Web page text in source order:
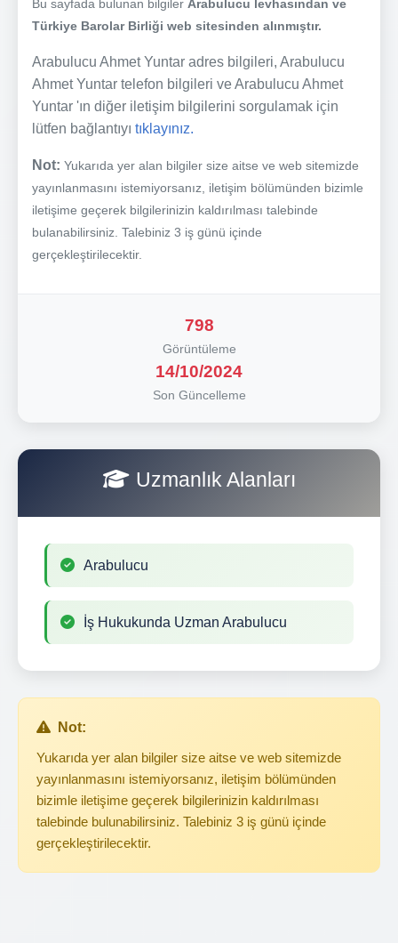
Bu sayfada bulunan bilgiler Arabulucu levhasından ve
Türkiye Barolar Birliği web sitesinden alınmıştır.
Arabulucu Ahmet Yuntar adres bilgileri, Arabulucu
Ahmet Yuntar telefon bilgileri ve Arabulucu Ahmet
Yuntar 'ın diğer iletişim bilgilerini sorgulamak için
lütfen bağlantıyı tıklayınız.
Not: Yukarıda yer alan bilgiler size aitse ve web sitemizde
yayınlanmasını istemiyorsanız, iletişim bölümünden bizimle
iletişime geçerek bilgilerinizin kaldırılması talebinde
bulanabilirsiniz. Talebiniz 3 iş günü içinde
gerçekleştirilecektir.
798
Görüntüleme
14/10/2024
Son Güncelleme
Uzmanlık Alanları
Arabulucu
İş Hukukunda Uzman Arabulucu
Not:
Yukarıda yer alan bilgiler size aitse ve web sitemizde
yayınlanmasını istemiyorsanız, iletişim bölümünden
bizimle iletişime geçerek bilgilerinizin kaldırılması
talebinde bulunabilirsiniz. Talebiniz 3 iş günü içinde
gerçekleştirilecektir.